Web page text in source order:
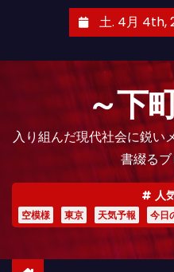
土. 4月 4th,
～下
入り組んだ現代社会に鋭い
書綴る
人
空模様 東京 天気予報 今日